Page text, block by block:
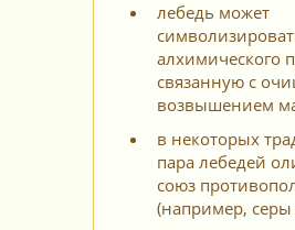
лебедь может
алхимического
связанную с
возвышением
в некоторых
пара лебедей
союз
(например, серы